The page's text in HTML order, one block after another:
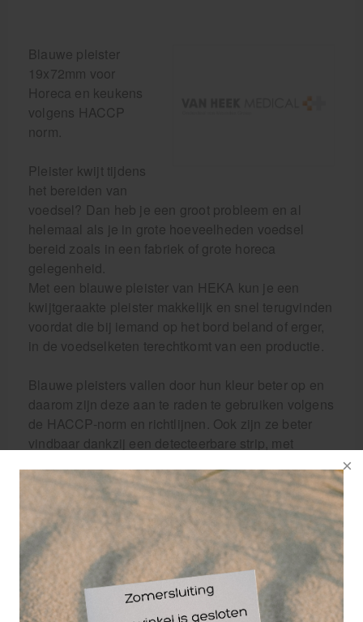
Blauwe pleister
19x72mm voor
Horeca en keukens
volgens HACCP
norm.
Pleister kwijt tijdens
het bereiden van
voedsel? Dan heb je een groot probleem en al
helemaal als je in grote hoeveelheden voedsel
bereid zoals in een fabriek of grote horeca
gelegenheid.
Met een blauwe pleister van HEKA kun je een
kwijtgeraakte pleister makkelijk en snel terugvinden
voordat die bij iemand op het bord beland of erger,
in de voedselketen terechtkomt van een productie.
Blauwe pleisters vallen door hun kleur beter op en
daarom zijn deze aan te raden te gebruiken volgens
de HACCP-norm en richtlijnen. Ook zijn ze beter
vindbaar dankzij een detecteerbare strip, met
teruggevonden worden in grote hoeveelheden
voedsel. Dat is wel zo makkelijk tijdens de
productie in een fabriek.
Wij bieden diverse blauwe pleisters aan volgens
HACCP norm zodat jij een altijd passende pleister
hebt en als je die kwijt bent die zo weer gevonden